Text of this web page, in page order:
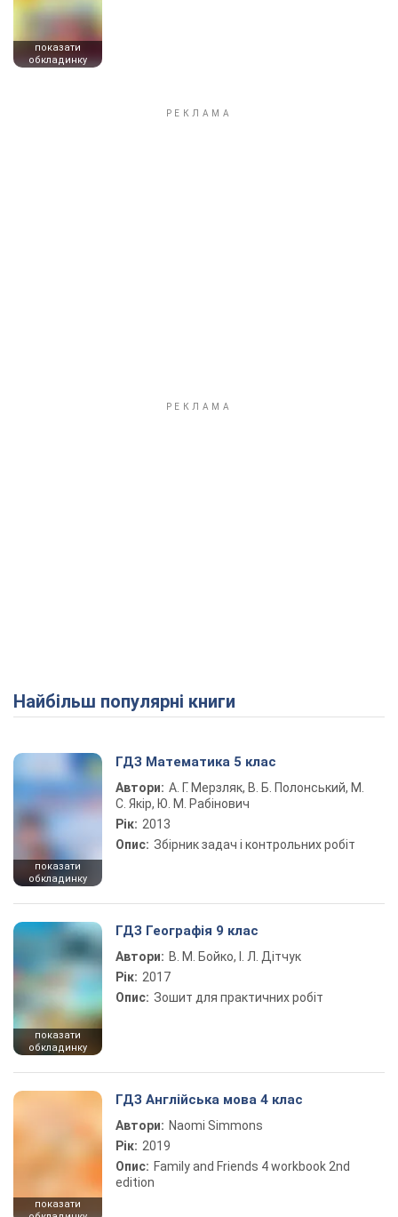
показати
обкладинку
Найбільш популярні книги
показати
обкладинку
ГДЗ Математика 5 клас
Автори: А. Г. Мерзляк, В. Б. Полонський, М.
С. Якір, Ю. М. Рабінович
Рік: 2013
Опис: Збірник задач і контрольних робіт
показати
обкладинку
ГДЗ Географія 9 клас
Автори: В. М. Бойко, І. Л. Дітчук
Рік: 2017
Опис: Зошит для практичних робіт
показати
ГДЗ Англійська мова 4 клас
Автори: Naomi Simmons
Рік: 2019
Опис: Family and Friends 4 workbook 2nd
edition